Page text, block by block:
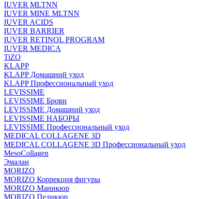
IUVER MLTNN
IUVER MINE MLTNN
IUVER ACIDS
IUVER BARRIER
IUVER RETINOL PROGRAM
IUVER MEDICA
TiZO
KLAPP
KLAPP Домашний уход
KLAPP Профессиональный уход
LEVISSIME
LEVISSIME Брови
LEVISSIME Домашний уход
LEVISSIME НАБОРЫ
LEVISSIME Профессиональный уход
MEDICAL COLLAGENE 3D
MEDICAL COLLAGENE 3D Профессиональный уход
MesoCollagen
Эмалан
MORIZO
MORIZO Коррекция фигуры
MORIZO Маникюр
MORIZO Педикюр